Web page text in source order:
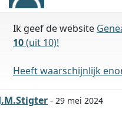
Ik geef de website
10(uit 10)!
Heeft waarschijnlijk
- 29 mei 2024